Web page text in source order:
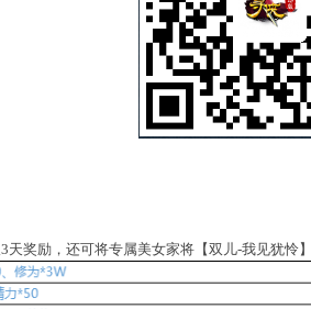
奖励，还可将专属美女家将【双儿-我见犹怜